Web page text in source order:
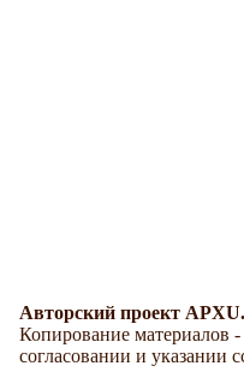
Авторский проект
Копирование материалов -
согласовании и указании